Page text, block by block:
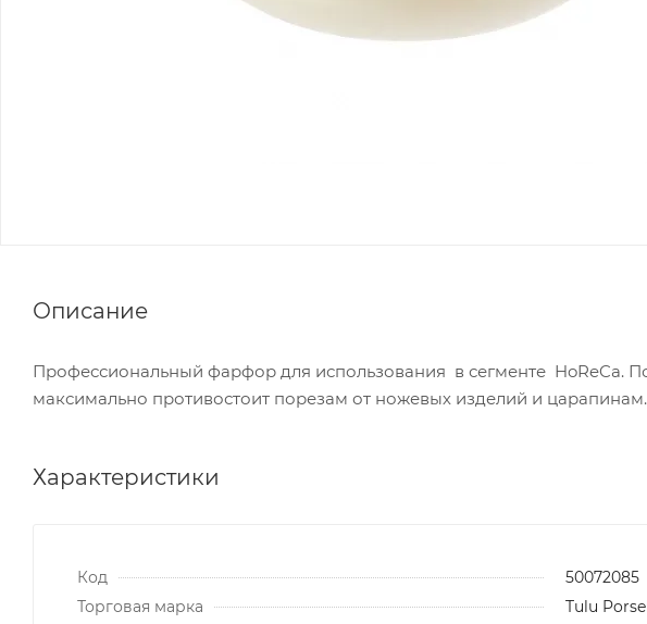
Описание
Профессиональный фарфор для использования в сегменте HoReCa.
максимально противостоит порезам от ножевых изделий и царапинам.
Характеристики
Код
50072085
Торговая марка
Tulu